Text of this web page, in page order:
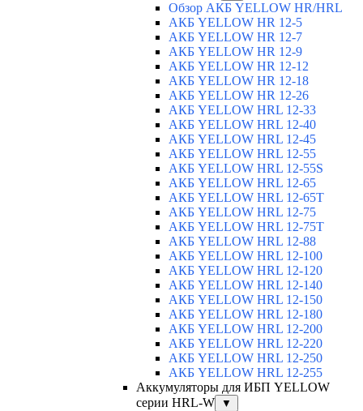
Обзор АКБ YELLOW HR/HRL
АКБ YELLOW HR 12-5
АКБ YELLOW HR 12-7
АКБ YELLOW HR 12-9
АКБ YELLOW HR 12-12
АКБ YELLOW HR 12-18
АКБ YELLOW HR 12-26
АКБ YELLOW HRL 12-33
АКБ YELLOW HRL 12-40
АКБ YELLOW HRL 12-45
АКБ YELLOW HRL 12-55
АКБ YELLOW HRL 12-55S
АКБ YELLOW HRL 12-65
АКБ YELLOW HRL 12-65T
АКБ YELLOW HRL 12-75
АКБ YELLOW HRL 12-75Т
АКБ YELLOW HRL 12-88
АКБ YELLOW HRL 12-100
АКБ YELLOW HRL 12-120
АКБ YELLOW HRL 12-140
АКБ YELLOW HRL 12-150
АКБ YELLOW HRL 12-180
АКБ YELLOW HRL 12-200
АКБ YELLOW HRL 12-220
АКБ YELLOW HRL 12-250
АКБ YELLOW HRL 12-255
Аккумуляторы для ИБП YELLOW
серии HRL-W
▼